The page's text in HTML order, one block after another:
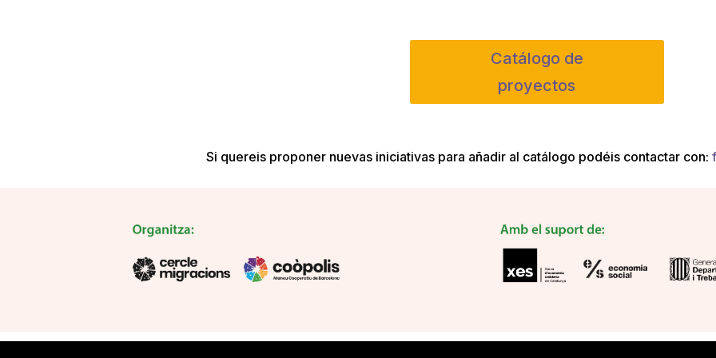
Catálogo de
proyectos
Si quereis proponer nuevas iniciativas para añadir al catálogo podéis contactar con:
grandpashabetgrandpashabetJojobetsahabethttps://milliol.com/selcuksportstaraftarium24taraftarium24iptv satın al